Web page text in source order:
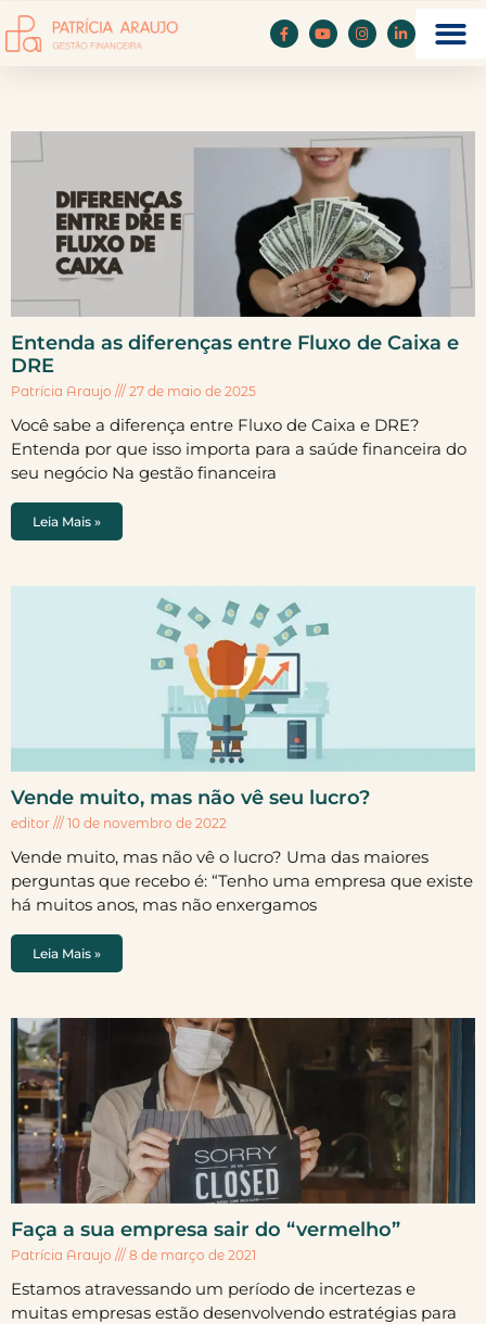
Entenda as diferenças entre Fluxo de Caixa e
DRE
Patrícia Araujo 27 de maio de 2025
Você sabe a diferença entre Fluxo de Caixa e DRE?
Entenda por que isso importa para a saúde financeira do
seu negócio Na gestão financeira
Leia Mais »
Vende muito, mas não vê seu lucro?
editor 10 de novembro de 2022
Vende muito, mas não vê o lucro? Uma das maiores
perguntas que recebo é: “Tenho uma empresa que existe
há muitos anos, mas não enxergamos
Leia Mais »
Faça a sua empresa sair do “vermelho”
Patrícia Araujo 8 de março de 2021
Estamos atravessando um período de incertezas e
muitas empresas estão desenvolvendo estratégias para